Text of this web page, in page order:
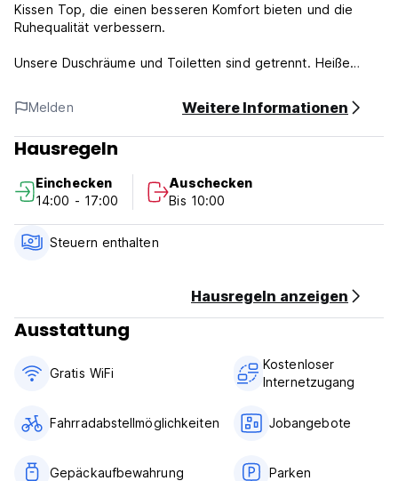
Kissen Top, die einen besseren Komfort bieten und die
Ruhequalität verbessern.
Unsere Duschräume und Toiletten sind getrennt. Heiße
und Trockner sind ebenfalls erhältlich. Unser freundliches
und ausgebildetes Personal steht Ihnen zur Verfügung, um
Ihnen zu helfen, wenn Sie Hilfe benötigen.
Skybus und steigen Sie in der Queen Street 421 aus. Es
wird ungefähr 11 Minuten dauern, um zu unserem Hostel zu
gehen. Sie können das Super -Shuttle mit Tür -zu -Tür -
Service nehmen. (Auto-translated from original language)
Melden Weitere Informationen
Hausregeln
Einchecken
14:00 - 17:00
Auschecken
Bis 10:00
Steuern enthalten
Hausregeln anzeigen
Ausstattung
Gratis WiFi
Kostenloser
Internetzugang
Fahrradabstellmöglichkeiten Jobangebote
Gepäckaufbewahrung Parken